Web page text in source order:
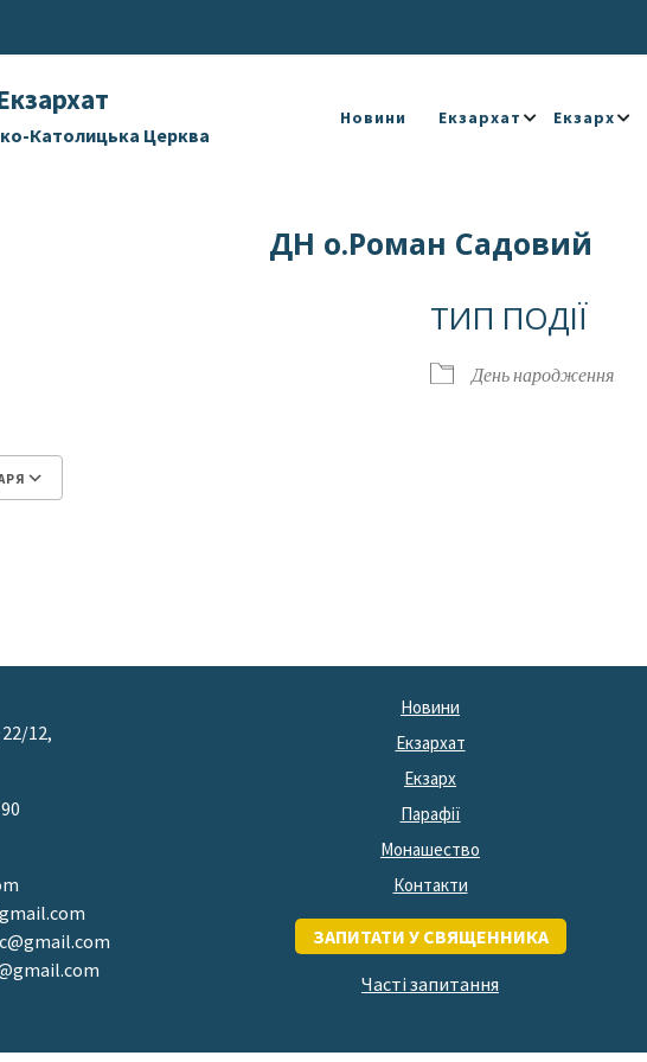
Католицька Церква
Новини Екзархат Екзарх
ДН о.Роман Садовий
ТИП ПОДІЇ
День народження
12,
Новини
Екзархат
Екзарх
Парафії
Монашество
Контакти
ЗАПИТАТИ У СВЯЩЕННИКА
Часті запитання